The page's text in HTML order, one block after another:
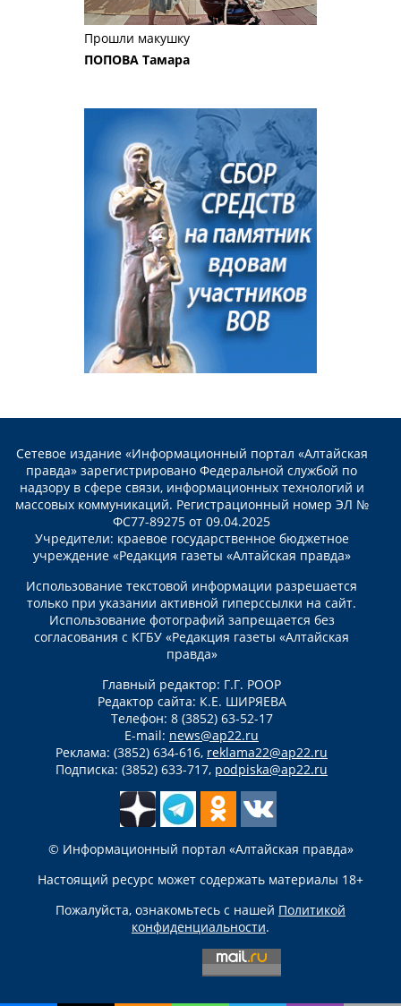
Прошли макушку
ПОПОВА Тамара
Сетевое издание «Информационный портал «Алтайская
правда» зарегистрировано Федеральной службой по
надзору в сфере связи, информационных технологий и
массовых коммуникаций. Регистрационный номер ЭЛ №
ФС77-89275 от 09.04.2025
Учредители: краевое государственное бюджетное
учреждение «Редакция газеты «Алтайская правда»
Использование текстовой информации разрешается
только при указании активной гиперссылки на сайт.
Использование фотографий запрещается без
согласования с КГБУ «Редакция газеты «Алтайская
правда»
Главный редактор: Г.Г. РООР
Редактор сайта: К.Е. ШИРЯЕВА
Телефон: 8 (3852) 63-52-17
E-mail: news@ap22.ru
Реклама: (3852) 634-616, reklama22@ap22.ru
Подписка: (3852) 633-717, podpiska@ap22.ru
© Информационный портал «Алтайская правда»
Настоящий ресурс может содержать материалы 18+
Пожалуйста, ознакомьтесь с нашей Политикой
конфиденциальности.